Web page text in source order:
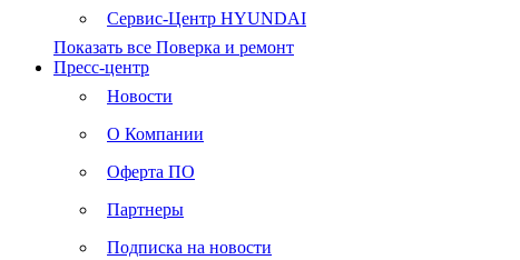
Сервис-Центр HYUNDAI
Показать все Поверка и ремонт
Пресс-центр
Новости
О Компании
Оферта ПО
Партнеры
Подписка на новости